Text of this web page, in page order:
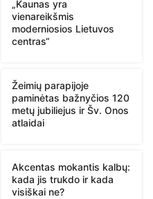
„Kaunas yra
vienareikšmis
moderniosios Lietuvos
centras“
Žeimių parapijoje
paminėtas bažnyčios 120
metų jubiliejus ir Šv. Onos
atlaidai
Akcentas mokantis kalbų:
kada jis trukdo ir kada
visiškai ne?